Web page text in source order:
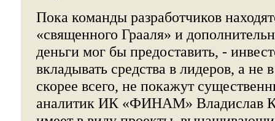
Пока команды разработчиков
«священного Грааля» и
деньги мог бы предоставить, -
вкладывать средства в лидеров, а не
скорее всего, не покажут
аналитик ИК «ФИНАМ» Владислав